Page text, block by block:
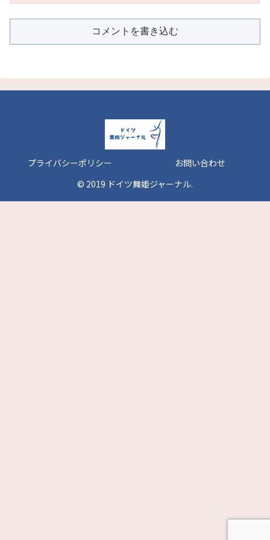
コメントを書き込む
プライバシーポリシー
お問い合わせ
© 2019 ドイツ舞姫ジャーナル.